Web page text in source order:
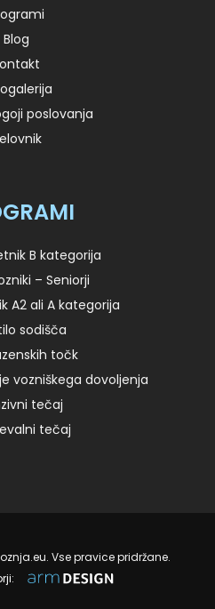
Blog
poslovanja
B kategorija
– Seniorji
A2 ali A kategorija
sodišča
točk
vozniškega dovoljenja
tečaj
tečaj
Vse pravice pridržane.